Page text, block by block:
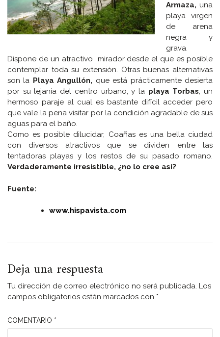
Armaza, una
playa virgen
de arena
negra y
grava.
Dispone de un atractivo mirador desde el que es posible
contemplar toda su extensión. Otras buenas alternativas
son la Playa Angullón, que está prácticamente desierta
por su lejanía del centro urbano, y la playa Torbas, un
hermoso paraje al cual es bastante difícil acceder pero
que vale la pena visitar por la condición agradable de sus
aguas para el baño.
Como es posible dilucidar, Coañas es una bella ciudad
con diversos atractivos que se dividen entre las
tentadoras playas y los restos de su pasado romano.
Verdaderamente irresistible, ¿no lo cree así?
Fuente:
www.hispavista.com
Deja una respuesta
Tu dirección de correo electrónico no será publicada. Los
campos obligatorios están marcados con *
COMENTARIO *